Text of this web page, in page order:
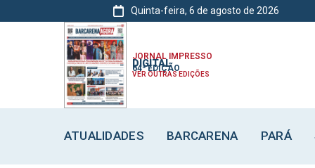
Quinta-feira, 6 de agosto de 2026
JORNAL IMPRESSO
DIGITAL
64ª EDIÇÃO
VER OUTRAS EDIÇÕES
ATUALIDADES BARCARENA PARÁ